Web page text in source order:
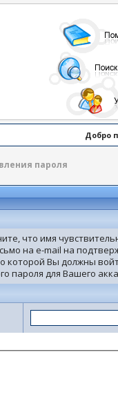
Добро
пароля
что имя
на e-mail на
которой Вы должны
пароля для Вашего